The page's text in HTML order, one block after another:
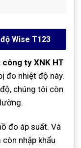
Wise T123
công ty XNK HT
đo nhiệt độ này.
chúng tôi còn
đo áp suất. Và
nhập khẩu